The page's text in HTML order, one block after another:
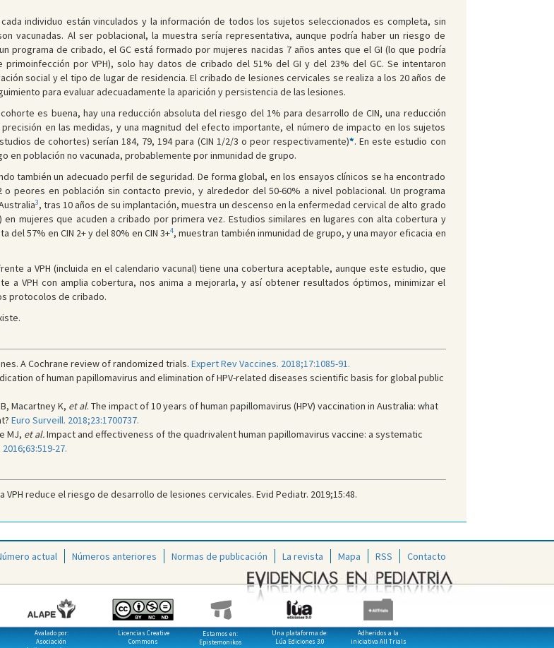
individuo están vinculados y la información de todos los sujetos seleccionados es completa, sin
vacunadas. Al ser poblacional, la muestra sería representativa, aunque podría haber un riesgo de
programa de cribado, el GC está formado por mujeres nacidas 7 años antes que el GI (lo que podría
por VPH), solo hay datos de cribado del 51% del GI y del 23% del GC. Se intentaron
social y el tipo de lugar de residencia. El cribado de lesiones cervicales se realiza a los 20 años de
para evaluar adecuadamente la aparición y persistencia de las lesiones.
es buena, hay una reducción absoluta del riesgo del 1% para desarrollo de CIN, una reducción
en las medidas, y una magnitud del efecto importante, el número de impacto en los sujetos
de cohortes) serían 184, 79, 194 para (CIN 1/2/3 o peor respectivamente)*. En este estudio con
en población no vacunada, probablemente por inmunidad de grupo.
también un adecuado perfil de seguridad. De forma global, en los ensayos clínicos se ha encontrado
peores en población sin contacto previo, y alrededor del 50-60% a nivel poblacional. Un programa
3, tras 10 años de su implantación, muestra un descenso en la enfermedad cervical de alto grado
mujeres que acuden a cribado por primera vez. Estudios similares en lugares con alta cobertura y
57% en CIN 2+ y del 80% en CIN 3+4, muestran también inmunidad de grupo, y una mayor eficacia en
a VPH (incluida en el calendario vacunal) tiene una cobertura aceptable, aunque este estudio, que
a VPH con amplia cobertura, nos anima a mejorarla, y así obtener resultados óptimos, minimizar el
protocolos de cribado.
A Cochrane review of randomized trials. Expert Rev Vaccines. 2018;17:1085-91.
of human papillomavirus and elimination of HPV-related diseases scientific basis for global public
Macartney K, et al. The impact of 10 years of human papillomavirus (HPV) vaccination in Australia: what
Euro Surveill. 2018;23:1700737.
MJ, et al.Impact and effectiveness of the quadrivalent human papillomavirus vaccine: a systematic
27.
VPH reduce el riesgo de desarrollo de lesiones cervicales. Evid Pediatr. 2019;15:48.
actual Números anteriores Normas de publicación La revista Mapa RSS Contacto
Avalado por:
Asociación
Licencias Creative
Commons
Estamos en:
Epistemonikos
Una plataforma de:
Lúa Ediciones 3.0
Adheridos a la
iniciativa All Trials